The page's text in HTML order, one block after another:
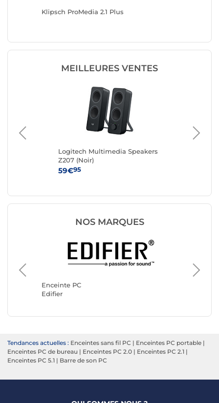
Klipsch ProMedia 2.1 Plus
MEILLEURES VENTES
Logitech Multimedia Speakers
Z207 (Noir)
59€95
NOS MARQUES
Enceinte PC
Edifier
Tendances actuelles : Enceintes sans fil PC | Enceintes PC portable |
Enceintes PC de bureau | Enceintes PC 2.0 | Enceintes PC 2.1 |
Enceintes PC 5.1 | Barre de son PC